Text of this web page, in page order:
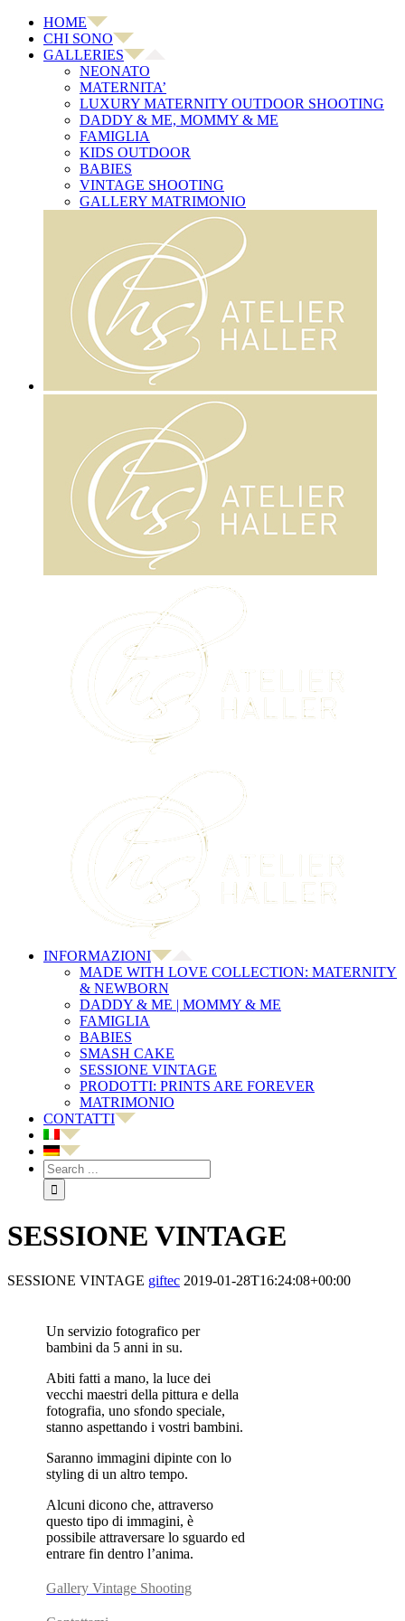
HOME
CHI SONO
GALLERIES
NEONATO
MATERNITA’
LUXURY MATERNITY OUTDOOR SHOOTING
DADDY & ME, MOMMY & ME
FAMIGLIA
KIDS OUTDOOR
BABIES
VINTAGE SHOOTING
GALLERY MATRIMONIO
INFORMAZIONI
MADE WITH LOVE COLLECTION: MATERNITY
& NEWBORN
DADDY & ME | MOMMY & ME
FAMIGLIA
BABIES
SMASH CAKE
SESSIONE VINTAGE
PRODOTTI: PRINTS ARE FOREVER
MATRIMONIO
CONTATTI
SESSIONE VINTAGE
SESSIONE VINTAGE giftec 2019-01-28T16:24:08+00:00
Un servizio fotografico per
bambini da 5 anni in su.
Abiti fatti a mano, la luce dei
vecchi maestri della pittura e della
fotografia, uno sfondo speciale,
stanno aspettando i vostri bambini.
Saranno immagini dipinte con lo
styling di un altro tempo.
Alcuni dicono che, attraverso
questo tipo di immagini, è
possibile attraversare lo sguardo ed
entrare fin dentro l’anima.
Gallery Vintage Shooting